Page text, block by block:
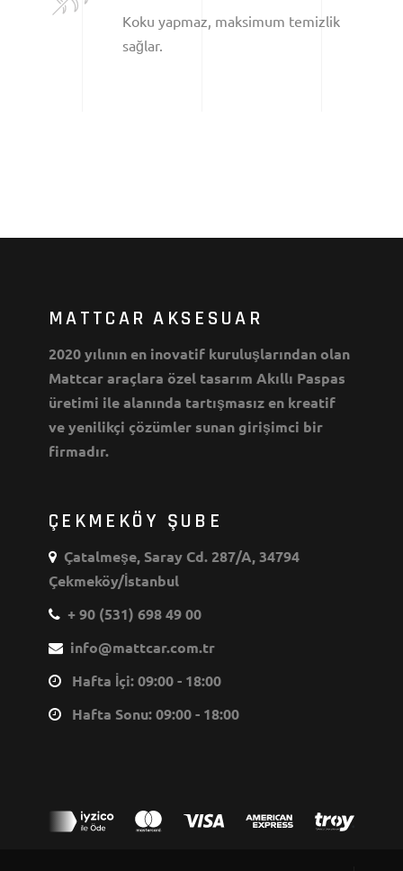
Koku yapmaz, maksimum temizlik
sağlar.
MATTCAR AKSESUAR
2020 yılının en inovatif kuruluşlarından olan
Mattcar araçlara özel tasarım Akıllı Paspas
üretimi ile alanında tartışmasız en kreatif
ve yenilikçi çözümler sunan girişimci bir
firmadır.
ÇEKMEKÖY ŞUBE
Çatalmeşe, Saray Cd. 287/A, 34794
Çekmeköy/İstanbul
+ 90 (531) 698 49 00
info@mattcar.com.tr
Hafta İçi: 09:00 - 18:00
Hafta Sonu: 09:00 - 18:00